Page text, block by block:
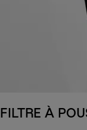
FILTRE À